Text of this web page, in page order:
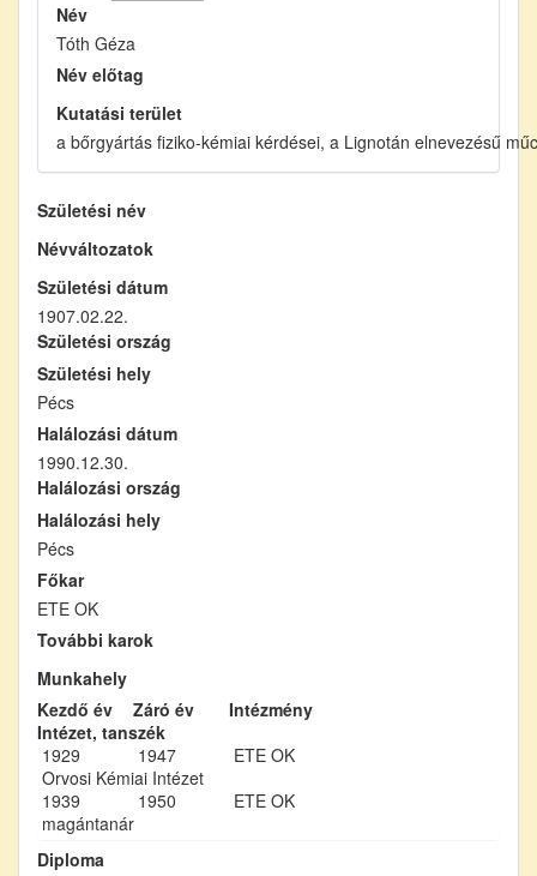
Név
Tóth Géza
Név előtag
Kutatási terület
a bőrgyártás fiziko-kémiai kérdései, a Lignotán elnevezésű
Születési név
Névváltozatok
Születési dátum
1907.02.22.
Születési ország
Születési hely
Pécs
Halálozási dátum
1990.12.30.
Halálozási ország
Halálozási hely
Pécs
Főkar
ETE OK
További karok
Munkahely
Kezdő év
Záró év
Intézmény
Intézet, tanszék
1929
1947
ETE OK
Orvosi Kémiai Intézet
1939
1950
ETE OK
magántanár
Diploma